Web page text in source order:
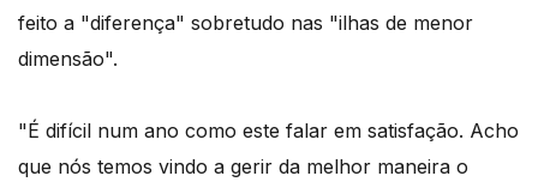
feito a "diferença" sobretudo nas "ilhas de menor
dimensão".
"É difícil num ano como este falar em satisfação. Acho
que nós temos vindo a gerir da melhor maneira o